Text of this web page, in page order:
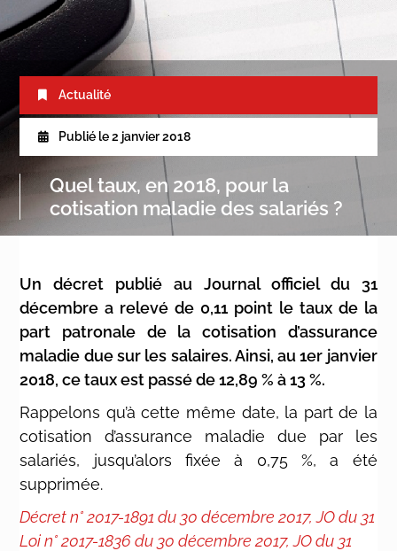
Actualité
Publié le 2 janvier 2018
Quel taux, en 2018, pour la
cotisation maladie des salariés ?
Un décret publié au Journal officiel du 31
décembre a relevé de 0,11 point le taux de la
part patronale de la cotisation d’assurance
maladie due sur les salaires. Ainsi, au 1er janvier
2018, ce taux est passé de 12,89 % à 13 %.
Rappelons qu’à cette même date, la part de la
cotisation d’assurance maladie due par les
salariés, jusqu’alors fixée à 0,75 %, a été
supprimée.
Décret n° 2017-1891 du 30 décembre 2017, JO du 31
Loi n° 2017-1836 du 30 décembre 2017, JO du 31